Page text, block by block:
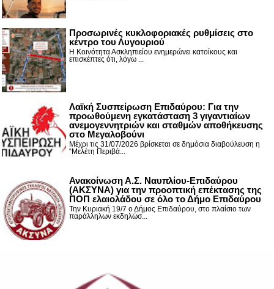
Προσωρινές κυκλοφοριακές ρυθμίσεις στο
κέντρο του Λυγουριού
Η Κοινότητα Ασκληπιείου ενημερώνει κατοίκους και
επισκέπτες ότι, λόγω ...
Λαϊκή Συσπείρωση Επιδαύρου: Για την
προωθούμενη εγκατάσταση 3 γιγαντιαίων
ανεμογεννητριών και σταθμών αποθήκευσης
στο Μεγαλοβούνι
Μέχρι τις 31/07/2026 βρίσκεται σε δημόσια διαβούλευση η
“Μελέτη Περιβά...
Ανακοίνωση Α.Σ. Ναυπλίου-Επιδαύρου
(ΑΚΣΥΝΑ) για την προοπτική επέκτασης της
ΠΟΠ ελαιολάδου σε όλο το Δήμο Επιδαύρου
Την Κυριακή 19/7 ο Δήμος Επιδαύρου, στο πλαίσιο των
παράλληλων εκδηλώσ...